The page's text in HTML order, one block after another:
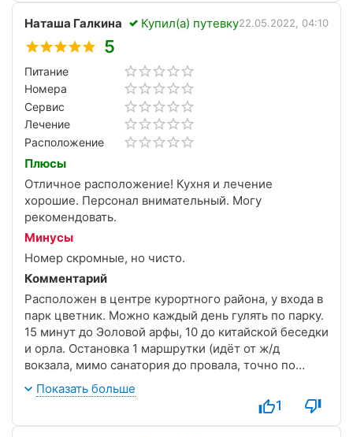
Наташа Галкина Купил(а) путевку22.05.2022, 04:10
5
Питание
Номера
Сервис
Лечение
Расположение
Плюсы
Отличное расположение! Кухня и лечение
хорошие. Персонал внимательный. Могу
рекомендовать.
Минусы
Номер скромные, но чисто.
Комментарий
Расположен в центре курортного района, у входа в
парк цветник. Можно каждый день гулять по парку.
15 минут до Эоловой арфы, 10 до китайской беседки
и орла. Остановка 1 маршрутки (идёт от ж/д
вокзала, мимо санатория до провала, точно по
расписанию) у входа в главный корпус. У входа во
второй корпус находится памятник М. Ю.
Лермонтову, недалеко музей-усадьба. Номера
стандартные, ничего сверх комфортного не ждите,
Показать больше
1